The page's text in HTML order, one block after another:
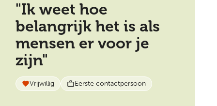
"Ik weet hoe
belangrijk het is als
mensen er voor je
zijn"
Vrijwillig Eerste contactpersoon